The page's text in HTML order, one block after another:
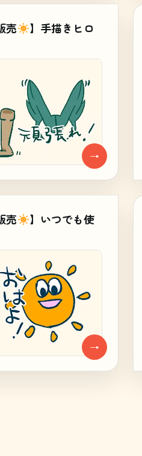
売
】手描きヒロ
→
売
】いつでも使
→